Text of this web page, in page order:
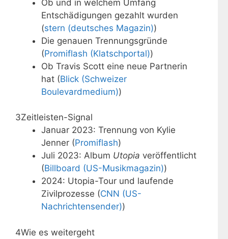
Ob und in welchem Umfang
Entschädigungen gezahlt wurden
(stern (deutsches Magazin))
Die genauen Trennungsgründe
(Promiflash (Klatschportal))
Ob Travis Scott eine neue Partnerin
hat (Blick (Schweizer
Boulevardmedium))
3Zeitleisten-Signal
Januar 2023: Trennung von Kylie
Jenner (Promiflash)
Juli 2023: Album Utopia veröffentlicht
(Billboard (US-Musikmagazin))
2024: Utopia-Tour und laufende
Zivilprozesse (CNN (US-
Nachrichtensender))
4Wie es weitergeht